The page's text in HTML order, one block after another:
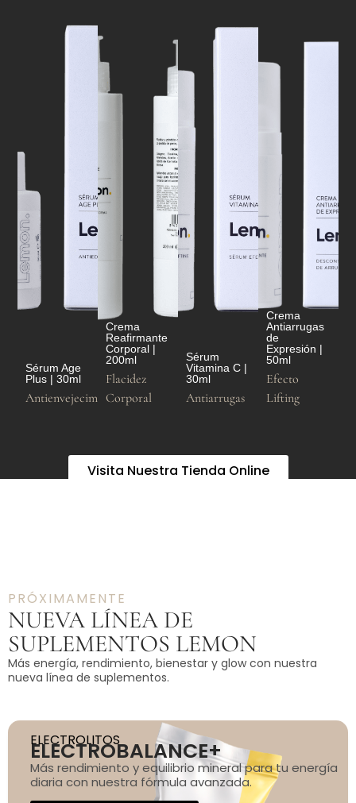
Sérum Age
Plus | 30ml
Antienvejecimiento
Crema
Reafirmante
Corporal |
200ml
Flacidez
Corporal
Sérum
Vitamina C |
30ml
Antiarrugas
Crema
Antiarrugas
de
Expresión |
50ml
Efecto
Lifting
Visita Nuestra Tienda Online
PRÓXIMAMENTE
NUEVA LÍNEA DE
SUPLEMENTOS LEMON
Más energía, rendimiento, bienestar y glow con nuestra
nueva línea de suplementos.
ELECTROLITOS
ELECTROBALANCE+
Más rendimiento y equilibrio mineral para tu energía
diaria con nuestra fórmula avanzada.